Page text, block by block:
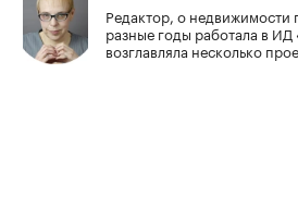
Редактор, о недвижимости
разные годы работала в ИД
возглавляла несколько